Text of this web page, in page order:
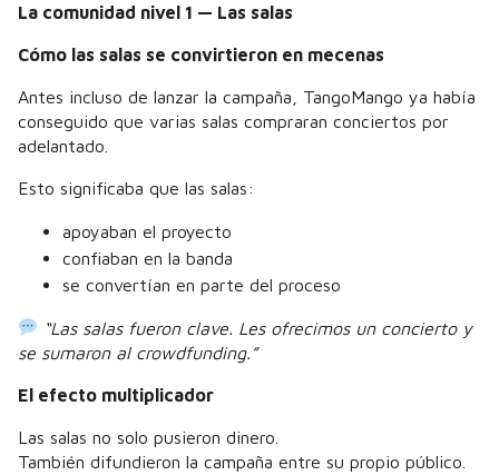
La comunidad nivel 1 — Las salas
Cómo las salas se convirtieron en mecenas
Antes incluso de lanzar la campaña, TangoMango ya había
conseguido que varias salas compraran conciertos por
adelantado.
Esto significaba que las salas:
apoyaban el proyecto
confiaban en la banda
se convertían en parte del proceso
“Las salas fueron clave. Les ofrecimos un concierto y
se sumaron al crowdfunding.”
El efecto multiplicador
Las salas no solo pusieron dinero.
También difundieron la campaña entre su propio público.